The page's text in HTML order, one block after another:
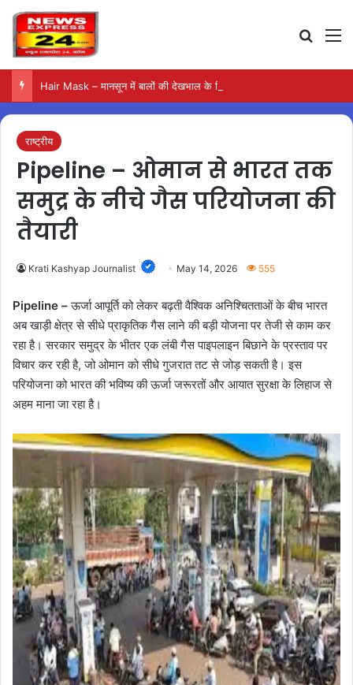
Hair Mask – मानसून में बालों की देखभाल के लिए आजमाएं अंडे का मास्क
राष्ट्रीय
Pipeline – ओमान से भारत तक
समुद्र के नीचे गैस परियोजना की
तैयारी
Krati Kashyap Journalist May 14, 2026 555
Pipeline –ऊर्जा आपूर्ति को लेकर बढ़ती वैश्विक अनिश्चितताओं के बीच भारत
अब खाड़ी क्षेत्र से सीधे प्राकृतिक गैस लाने की बड़ी योजना पर तेजी से काम कर
रहा है। सरकार समुद्र के भीतर एक लंबी गैस पाइपलाइन बिछाने के प्रस्ताव पर
विचार कर रही है, जो ओमान को सीधे गुजरात तट से जोड़ सकती है। इस
परियोजना को भारत की भविष्य की ऊर्जा जरूरतों और आयात सुरक्षा के लिहाज से
अहम माना जा रहा है।